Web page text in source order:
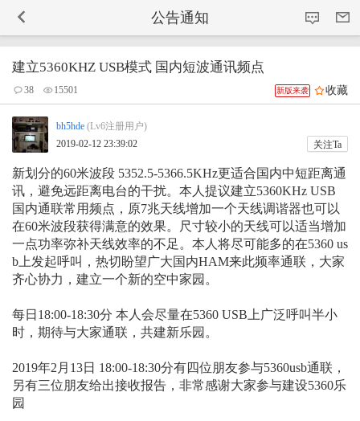
公告通知
建立5360KHZ USB模式 国内短波通讯频点
38 15501 新版来袭 收藏
bh5hde (Lv6注册用户)
2019-02-12 23:39:02
关注Ta
新划分的60米波段 5352.5-5366.5KHz更适合国内中短距离通
讯，避免远距离电台的干扰。本人提议建立5360KHz USB
国内通联常用频点，原7兆天线增加一个天线调谐器也可以
在60米波段获得满意的效果。尺寸较小的天线可以适当增加
一点功率弥补天线效率的不足。本人将尽可能多的在5360 us
b上发起呼叫，热切盼望广大国内HAM来此频率通联，大家
齐心协力，建立一个新的空中家园。
每日18:00-18:30分 本人会尽量在5360 USB上广泛呼叫半小
时，期待与大家通联，共建新乐园。
2019年2月13日 18:00-18:30分有四位朋友参与5360usb通联，
另有三位朋友给出接收报告，非常感谢大家参与建设5360乐
园